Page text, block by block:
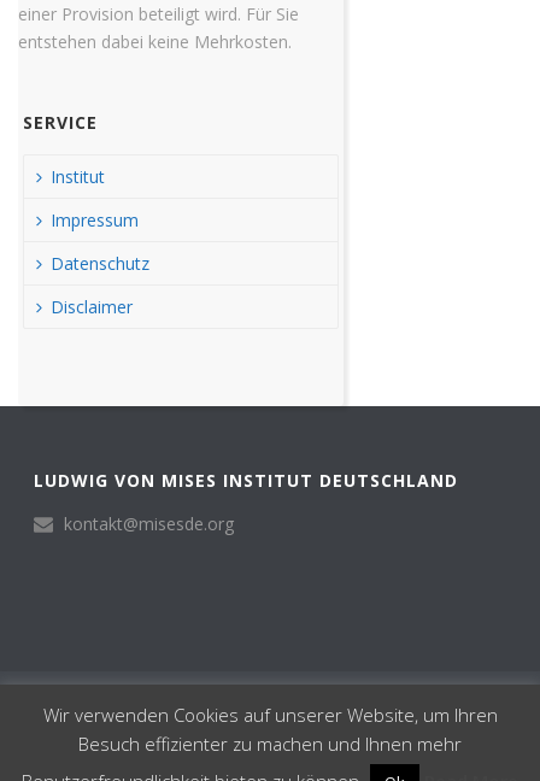
einer Provision beteiligt wird. Für Sie
entstehen dabei keine Mehrkosten.
SERVICE
Institut
Impressum
Datenschutz
Disclaimer
LUDWIG VON MISES INSTITUT DEUTSCHLAND
kontakt@misesde.org
Institut
Impressum
Datenschutz
Wir verwenden Cookies auf unserer Website, um Ihren
Besuch effizienter zu machen und Ihnen mehr